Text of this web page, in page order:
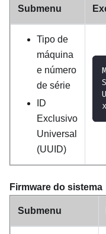
Submenu
Tipo de
máquina
e número
de série
ID
Exclusivo
Universal
(UUID)
Firmware do sistema
Submenu